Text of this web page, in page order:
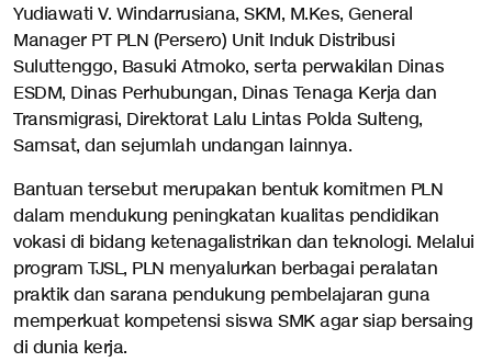
Yudiawati V. Windarrusiana, SKM, M.Kes, General
Manager PT PLN (Persero) Unit Induk Distribusi
Suluttenggo, Basuki Atmoko, serta perwakilan Dinas
ESDM, Dinas Perhubungan, Dinas Tenaga Kerja dan
Transmigrasi, Direktorat Lalu Lintas Polda Sulteng,
Samsat, dan sejumlah undangan lainnya.
Bantuan tersebut merupakan bentuk komitmen PLN
dalam mendukung peningkatan kualitas pendidikan
vokasi di bidang ketenagalistrikan dan teknologi. Melalui
program TJSL, PLN menyalurkan berbagai peralatan
praktik dan sarana pendukung pembelajaran guna
memperkuat kompetensi siswa SMK agar siap bersaing
di dunia kerja.